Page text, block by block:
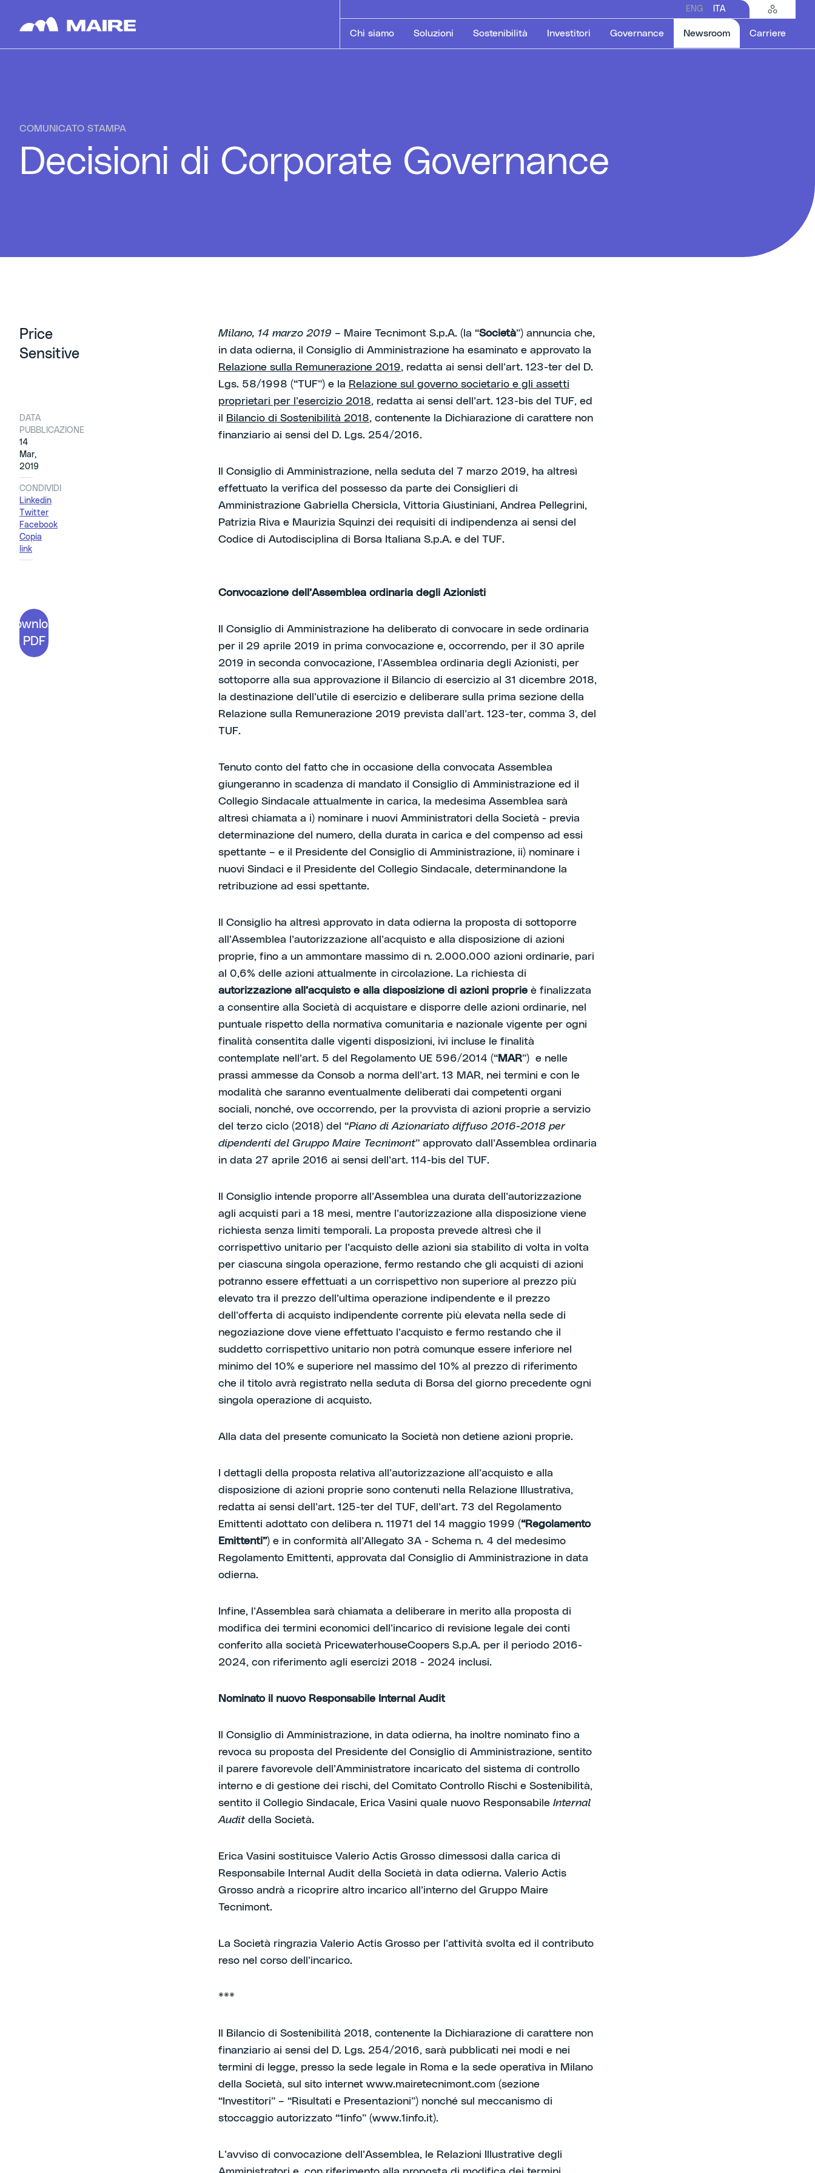
ENG ITA
Chi siamo Soluzioni Sostenibilità Investitori Governance NewsroomSelected item
Carriere
COMUNICATO STAMPA
Decisioni di Corporate Governance
Price
Sensitive
DATA
PUBBLICAZIONE
14
Mar,
2019
CONDIVIDI
Linkedin
Twitter
Facebook
Copia
link
Download
PDF
Milano, 14 marzo 2019 – Maire Tecnimont S.p.A. (la “Società”) annuncia che,
in data odierna, il Consiglio di Amministrazione ha esaminato e approvato la
Relazione sulla Remunerazione 2019, redatta ai sensi dell’art. 123-ter del D.
Lgs. 58/1998 (“TUF”) e la Relazione sul governo societario e gli assetti
proprietari per l’esercizio 2018, redatta ai sensi dell’art. 123-bis del TUF, ed
il
Bilancio di Sostenibilità 2018, contenente la Dichiarazione di carattere non
finanziario ai sensi del D. Lgs. 254/2016.
Il Consiglio di Amministrazione, nella seduta del 7 marzo 2019, ha altresì
effettuato la verifica del possesso da parte dei Consiglieri di
Amministrazione Gabriella Chersicla, Vittoria Giustiniani, Andrea Pellegrini,
Patrizia Riva e Maurizia Squinzi dei requisiti di indipendenza ai sensi del
Codice di Autodisciplina di Borsa Italiana S.p.A. e del TUF.
Convocazione dell’Assemblea ordinaria degli Azionisti
Il Consiglio di Amministrazione ha deliberato di convocare in sede ordinaria
per il 29 aprile 2019 in prima convocazione e, occorrendo, per il 30 aprile
2019 in seconda convocazione, l’Assemblea ordinaria degli Azionisti, per
sottoporre alla sua approvazione il Bilancio di esercizio al 31 dicembre 2018,
la destinazione dell’utile di esercizio e deliberare sulla prima sezione della
Relazione sulla Remunerazione 2019 prevista dall’art. 123-ter, comma 3, del
TUF.
Tenuto conto del fatto che in occasione della convocata Assemblea
giungeranno in scadenza di mandato il Consiglio di Amministrazione ed il
Collegio Sindacale attualmente in carica, la medesima Assemblea sarà
altresì chiamata a i) nominare i nuovi Amministratori della Società - previa
determinazione del numero, della durata in carica e del compenso ad essi
spettante – e il Presidente del Consiglio di Amministrazione, ii) nominare i
nuovi Sindaci e il Presidente del Collegio Sindacale, determinandone la
retribuzione ad essi spettante.
Il Consiglio ha altresì approvato in data odierna la proposta di sottoporre
all’Assemblea l’autorizzazione all’acquisto e alla disposizione di azioni
proprie, fino a un ammontare massimo di n. 2.000.000 azioni ordinarie, pari
al 0,6% delle azioni attualmente in circolazione. La richiesta di
autorizzazione all’acquisto e alla disposizione di azioni proprie è finalizzata
a consentire alla Società di acquistare e disporre delle azioni ordinarie, nel
puntuale rispetto della normativa comunitaria e nazionale vigente per ogni
finalità consentita dalle vigenti disposizioni, ivi incluse le finalità
contemplate nell’art. 5 del Regolamento UE 596/2014 (“MAR”) e nelle
prassi ammesse da Consob a norma dell’art. 13 MAR, nei termini e con le
modalità che saranno eventualmente deliberati dai competenti organi
sociali, nonché, ove occorrendo, per la provvista di azioni proprie a servizio
del terzo ciclo (2018) del “Piano di Azionariato diffuso 2016-2018 per
dipendenti del Gruppo Maire Tecnimont” approvato dall’Assemblea ordinaria
in data 27 aprile 2016 ai sensi dell’art. 114-bis del TUF.
Il Consiglio intende proporre all’Assemblea una durata dell’autorizzazione
agli acquisti pari a 18 mesi, mentre l’autorizzazione alla disposizione viene
richiesta senza limiti temporali. La proposta prevede altresì che il
corrispettivo unitario per l’acquisto delle azioni sia stabilito di volta in volta
per ciascuna singola operazione, fermo restando che gli acquisti di azioni
potranno essere effettuati a un corrispettivo non superiore al prezzo più
elevato tra il prezzo dell’ultima operazione indipendente e il prezzo
dell’offerta di acquisto indipendente corrente più elevata nella sede di
negoziazione dove viene effettuato l’acquisto e fermo restando che il
suddetto corrispettivo unitario non potrà comunque essere inferiore nel
minimo del 10% e superiore nel massimo del 10% al prezzo di riferimento
che il titolo avrà registrato nella seduta di Borsa del giorno precedente ogni
singola operazione di acquisto.
Alla data del presente comunicato la Società non detiene azioni proprie.
I dettagli della proposta relativa all’autorizzazione all’acquisto e alla
disposizione di azioni proprie sono contenuti nella Relazione Illustrativa,
redatta ai sensi dell’art. 125-ter del TUF, dell’art. 73 del Regolamento
Emittenti adottato con delibera n. 11971 del 14 maggio 1999 (“Regolamento
Emittenti”) e in conformità all’Allegato 3A - Schema n. 4 del medesimo
Regolamento Emittenti, approvata dal Consiglio di Amministrazione in data
odierna.
Infine, l’Assemblea sarà chiamata a deliberare in merito alla proposta di
modifica dei termini economici dell’incarico di revisione legale dei conti
conferito alla società PricewaterhouseCoopers S.p.A. per il periodo 2016-
2024, con riferimento agli esercizi 2018 - 2024 inclusi.
Nominato il nuovo Responsabile Internal Audit
Il Consiglio di Amministrazione, in data odierna, ha inoltre nominato fino a
revoca su proposta del Presidente del Consiglio di Amministrazione, sentito
il parere favorevole dell’Amministratore incaricato del sistema di controllo
interno e di gestione dei rischi, del Comitato Controllo Rischi e Sostenibilità,
sentito il Collegio Sindacale, Erica Vasini quale nuovo Responsabile Internal
Auditdella Società.
Erica Vasini sostituisce Valerio Actis Grosso dimessosi dalla carica di
Responsabile Internal Audit della Società in data odierna. Valerio Actis
Grosso andrà a ricoprire altro incarico all’interno del Gruppo Maire
Tecnimont.
La Società ringrazia Valerio Actis Grosso per l’attività svolta ed il contributo
reso nel corso dell’incarico.
***
Il Bilancio di Sostenibilità 2018, contenente la Dichiarazione di carattere non
finanziario ai sensi del D. Lgs. 254/2016, sarà pubblicati nei modi e nei
termini di legge, presso la sede legale in Roma e la sede operativa in Milano
della Società, sul sito internet www.mairetecnimont.com (sezione
“Investitori” – “Risultati e Presentazioni”) nonché sul meccanismo di
stoccaggio autorizzato “1info” (www.1info.it).
L’avviso di convocazione dell’Assemblea, le Relazioni Illustrative degli